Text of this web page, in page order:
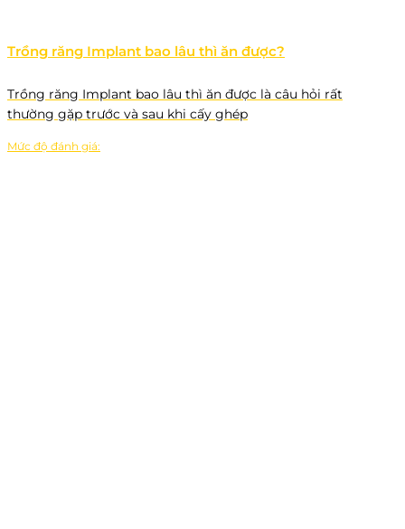
Trồng răng Implant bao lâu thì ăn được?
Trồng răng Implant bao lâu thì ăn được là câu hỏi rất
thường gặp trước và sau khi cấy ghép
Mức độ đánh giá: